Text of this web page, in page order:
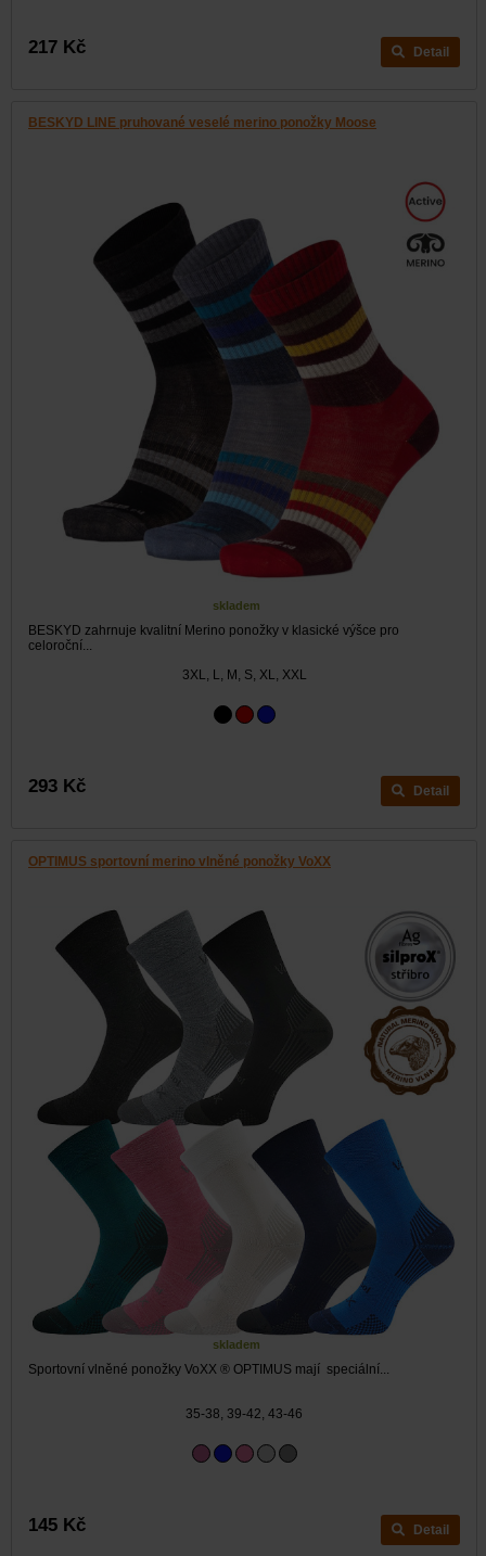
217 Kč Detail
BESKYD LINE pruhované veselé merino ponožky Moose
skladem
BESKYD zahrnuje kvalitní Merino ponožky v klasické výšce pro
celoroční...
3XL, L, M, S, XL, XXL
293 Kč Detail
OPTIMUS sportovní merino vlněné ponožky VoXX
skladem
Sportovní vlněné ponožky VoXX ® OPTIMUS mají speciální...
35-38, 39-42, 43-46
145 Kč Detail